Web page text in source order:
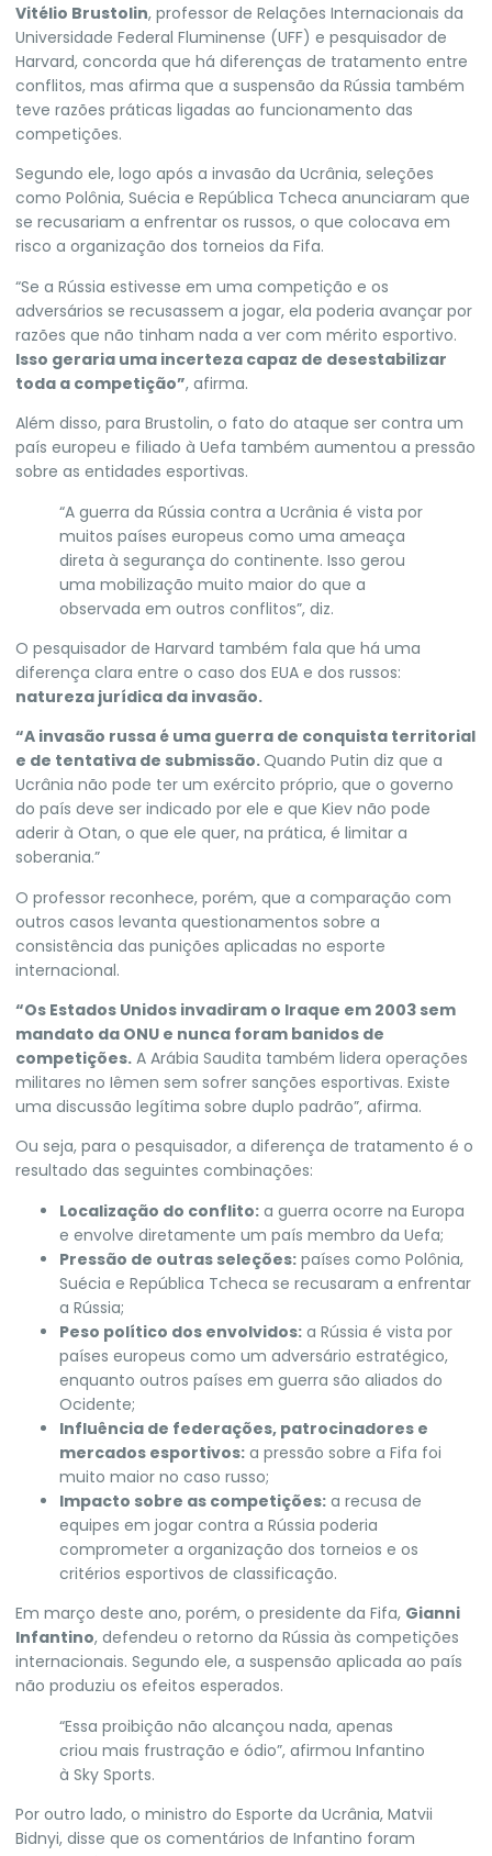
Vitélio Brustolin, professor de Relações Internacionais da
Universidade Federal Fluminense (UFF) e pesquisador de
Harvard, concorda que há diferenças de tratamento entre
conflitos, mas afirma que a suspensão da Rússia também
teve razões práticas ligadas ao funcionamento das
competições.
Segundo ele, logo após a invasão da Ucrânia, seleções
como Polônia, Suécia e República Tcheca anunciaram que
se recusariam a enfrentar os russos, o que colocava em
risco a organização dos torneios da Fifa.
“Se a Rússia estivesse em uma competição e os
adversários se recusassem a jogar, ela poderia avançar por
razões que não tinham nada a ver com mérito esportivo.
Isso geraria uma incerteza capaz de desestabilizar
toda a competição”, afirma.
Além disso, para Brustolin, o fato do ataque ser contra um
país europeu e filiado à Uefa também aumentou a pressão
sobre as entidades esportivas.
“A guerra da Rússia contra a Ucrânia é vista por
muitos países europeus como uma ameaça
direta à segurança do continente. Isso gerou
uma mobilização muito maior do que a
observada em outros conflitos”, diz.
O pesquisador de Harvard também fala que há uma
diferença clara entre o caso dos EUA e dos russos:
natureza jurídica da invasão.
“A invasão russa é uma guerra de conquista territorial
e de tentativa de submissão.Quando Putin diz que a
Ucrânia não pode ter um exército próprio, que o governo
do país deve ser indicado por ele e que Kiev não pode
aderir à Otan, o que ele quer, na prática, é limitar a
soberania.”
O professor reconhece, porém, que a comparação com
outros casos levanta questionamentos sobre a
consistência das punições aplicadas no esporte
internacional.
“Os Estados Unidos invadiram o Iraque em 2003 sem
mandato da ONU e nunca foram banidos de
competições. A Arábia Saudita também lidera operações
militares no Iêmen sem sofrer sanções esportivas. Existe
uma discussão legítima sobre duplo padrão”, afirma.
Ou seja, para o pesquisador, a diferença de tratamento é o
resultado das seguintes combinações:
Localização do conflito: a guerra ocorre na Europa
e envolve diretamente um país membro da Uefa;
Pressão de outras seleções: países como Polônia,
Suécia e República Tcheca se recusaram a enfrentar
a Rússia;
Peso político dos envolvidos: a Rússia é vista por
países europeus como um adversário estratégico,
enquanto outros países em guerra são aliados do
Ocidente;
Influência de federações, patrocinadores e
mercados esportivos: a pressão sobre a Fifa foi
muito maior no caso russo;
Impacto sobre as competições: a recusa de
equipes em jogar contra a Rússia poderia
comprometer a organização dos torneios e os
critérios esportivos de classificação.
Em março deste ano, porém, o presidente da Fifa, Gianni
Infantino, defendeu o retorno da Rússia às competições
internacionais. Segundo ele, a suspensão aplicada ao país
não produziu os efeitos esperados.
“Essa proibição não alcançou nada, apenas
criou mais frustração e ódio”, afirmou Infantino
à Sky Sports.
Por outro lado, o ministro do Esporte da Ucrânia, Matvii
Bidnyi, disse que os comentários de Infantino foram